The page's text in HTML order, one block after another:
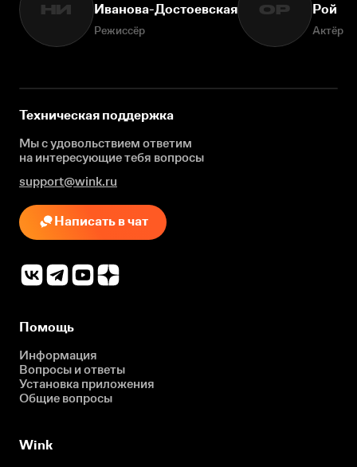
НИ
Иванова-Достоевская
Режиссёр
ОР
Рой
Актёр
Техническая поддержка
Мы с удовольствием ответим
на интересующиетебя вопросы
support@wink.ru
Написать в чат
Помощь
Информация
Вопросы и ответы
Установка приложения
Общие вопросы
Wink